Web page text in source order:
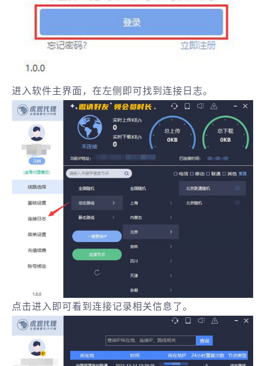
进入软件主界面，在左侧即可找到连接日志。
点击进入即可看到连接记录相关信息了。